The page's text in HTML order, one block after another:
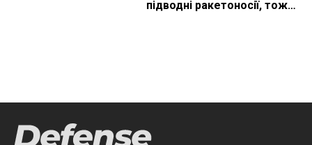
підводні ракетоносії, тож